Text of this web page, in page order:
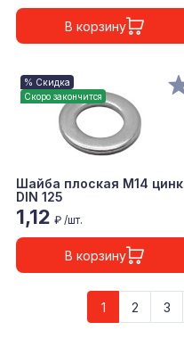
В корзину
% Скидка
Скоро закончится
Шайба плоская М14 цинк
DIN 125
1,12 ₽ /шт.
В корзину
1 2 3